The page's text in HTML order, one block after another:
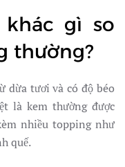
khác gì so
thường?
dừa tươi và có độ béo
là kem thường được
nhiều topping như
quế.